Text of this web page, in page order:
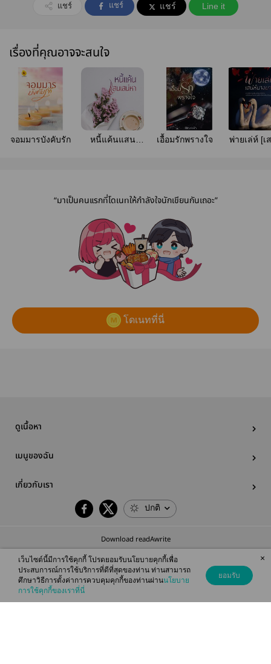
แชร์ แชร์ แชร์ Line it
เรื่องที่คุณอาจจะสนใจ
จอมมารบังคับรัก
หนี้แค้นแสน
เอื้อมรักพรางใจ
พ่ายเล่ห์ [เ
“มาเป็นคนแรกที่โดเนทให้กำลังใจนักเขียนกันเถอะ”
โดเนทที่นี่
ดูเนื้อหา
เมนูของฉัน
เกี่ยวกับเรา
ปกติ
Download readAwrite
© 2026 readAwrite.com by MEB Corporation Public Company Limited
This site is protected by reCAPTCHA and the Google
เว็บไซต์นี้มีการใช้คุกกี้ โปรดยอมรับนโยบายคุกกี้เพื่อ
ประสบการณ์การใช้บริการที่ดีที่สุดของท่าน ท่านสามารถ
ศึกษาวิธีการตั้งค่าการควบคุมคุกกี้ของท่านผ่านนโยบาย
การใช้คุกกี้ของเราที่นี่
ยอมรับ
×